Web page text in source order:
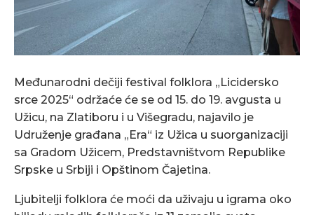
Međunarodni dečiji festival folklora „Licidersko
srce 2025“ održaće će se od 15. do 19. avgusta u
Užicu, na Zlatiboru i u Višegradu, najavilo je
Udruženje građana „Era“ iz Užica u suorganizaciji
sa Gradom Užicem, Predstavništvom Republike
Srpske u Srbiji i Opštinom Čajetina.
Ljubitelji folklora će moći da uživaju u igrama oko